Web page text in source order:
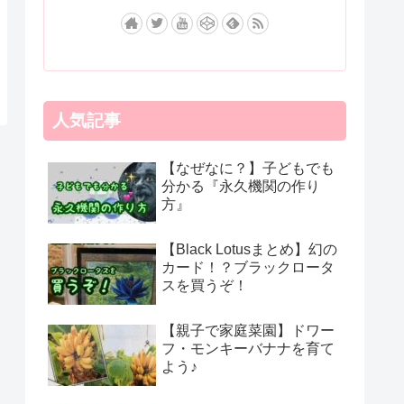
人気記事
【なぜなに？】子どもでも
分かる『永久機関の作り
方』
【Black Lotusまとめ】幻の
カード！？ブラックロータ
スを買うぞ！
【親子で家庭菜園】ドワー
フ・モンキーバナナを育て
よう♪